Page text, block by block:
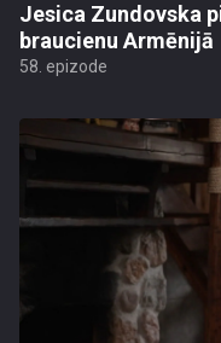
Jesica Zundovska
braucienu Armēnijā
58. epizode